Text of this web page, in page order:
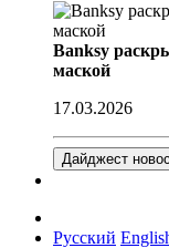
Banksy
маской
17.03.2026
Дайджест
Русский